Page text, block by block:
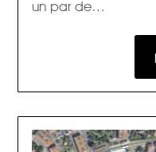
un par de…